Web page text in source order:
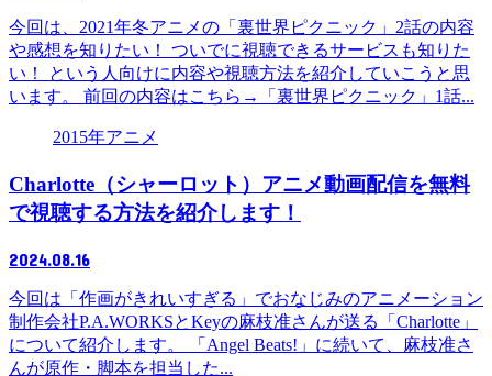
今回は、2021年冬アニメの「裏世界ピクニック」2話の内容
や感想を知りたい！ ついでに視聴できるサービスも知りた
い！ という人向けに内容や視聴方法を紹介していこうと思
います。 前回の内容はこちら→「裏世界ピクニック」1話...
2015年アニメ
Charlotte（シャーロット）アニメ動画配信を無料
で視聴する方法を紹介します！
2024.08.16
今回は「作画がきれいすぎる」でおなじみのアニメーション
制作会社P.A.WORKSとKeyの麻枝准さんが送る「Charlotte」
について紹介します。 「Angel Beats!」に続いて、麻枝准さ
んが原作・脚本を担当した...